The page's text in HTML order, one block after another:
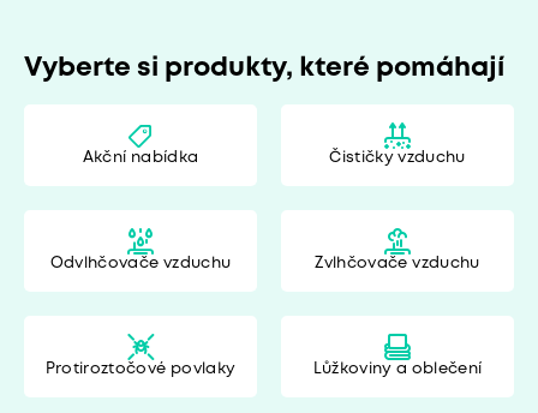
Vyberte si produkty, které pomáhají
Akční nabídka Čističky vzduchu
Odvlhčovače vzduchu Zvlhčovače vzduchu
Protiroztočové povlaky Lůžkoviny a oblečení